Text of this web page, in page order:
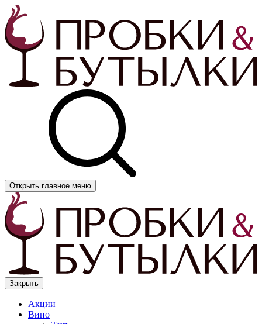
Открыть главное меню
Закрыть
Акции
Вино